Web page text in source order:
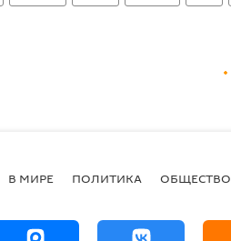
В МИРЕ ПОЛИТИКА ОБЩЕСТВО